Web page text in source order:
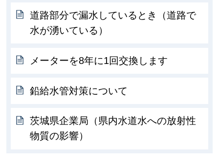
道路部分で漏水しているとき（道路で
水が湧いている）
メーターを8年に1回交換します
鉛給水管対策について
茨城県企業局（県内水道水への放射性
物質の影響）